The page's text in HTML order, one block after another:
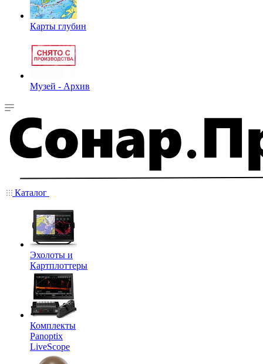
Карты глубин
Музей - Архив
Каталог
Эхолоты и
Картплоттеры
Комплекты
Panoptix
LiveScope